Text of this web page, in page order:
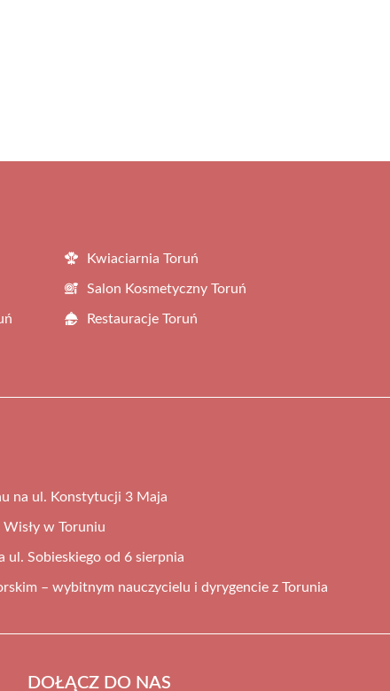
Kwiaciarnia Toruń
Salon Kosmetyczny Toruń
Restauracje Toruń
na ul. Konstytucji 3 Maja
w Toruniu
Sobieskiego od 6 sierpnia
– wybitnym nauczycielu i dyrygencie z Torunia
DOŁĄCZ DO NAS